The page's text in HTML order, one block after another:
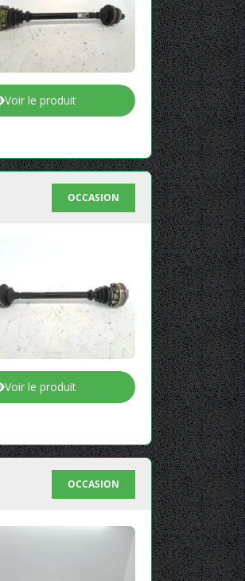
Voir le produit
OCCASION
Voir le produit
OCCASION